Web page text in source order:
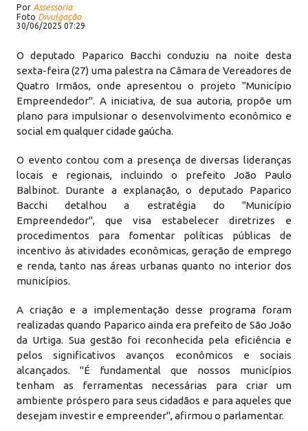
Por Assessoria
Foto Divulgação
30/06/2025 07:29
O deputado Paparico Bacchi conduziu na noite desta
sexta-feira (27) uma palestra na Câmara de Vereadores de
Quatro Irmãos, onde apresentou o projeto "Município
Empreendedor". A iniciativa, de sua autoria, propõe um
plano para impulsionar o desenvolvimento econômico e
social em qualquer cidade gaúcha.
O evento contou com a presença de diversas lideranças
locais e regionais, incluindo o prefeito João Paulo
Balbinot. Durante a explanação, o deputado Paparico
Bacchi detalhou a estratégia do "Município
Empreendedor", que visa estabelecer diretrizes e
procedimentos para fomentar políticas públicas de
incentivo às atividades econômicas, geração de emprego
e renda, tanto nas áreas urbanas quanto no interior dos
municípios.
A criação e a implementação desse programa foram
realizadas quando Paparico ainda era prefeito de São João
da Urtiga. Sua gestão foi reconhecida pela eficiência e
pelos significativos avanços econômicos e sociais
alcançados. "É fundamental que nossos municípios
tenham as ferramentas necessárias para criar um
ambiente próspero para seus cidadãos e para aqueles que
desejam investir e empreender", afirmou o parlamentar.